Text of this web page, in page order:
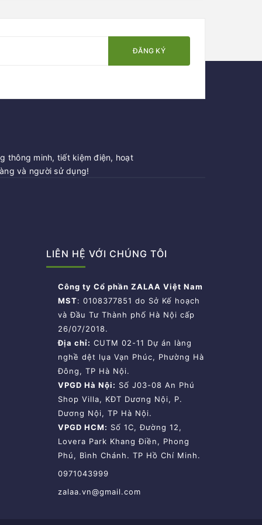
ĐĂNG KÝ
thông minh, tiết kiệm điện, hoạt
và người sử dụng!
LIÊN HỆ VỚI CHÚNG TÔI
Công ty Cổ phần ZALAA Việt Nam
MST: 0108377851 do Sở Kế hoạch
và Đầu Tư Thành phố Hà Nội cấp
26/07/2018.
Địa chỉ: CUTM 02-11 Dự án làng
nghề dệt lụa Vạn Phúc, Phường Hà
Đông, TP Hà Nội.
VPGD Hà Nội: Số J03-08 An Phú
Shop Villa, KĐT Dương Nội, P.
Dương Nội, TP Hà Nội.
VPGD HCM: Số 1C, Đường 12,
Lovera Park Khang Điền, Phong
Phú, Bình Chánh. TP Hồ Chí Minh.
0971043999
zalaa.vn@gmail.com